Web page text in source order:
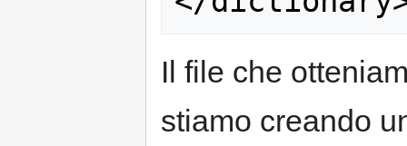
Il file che
stiamo creando